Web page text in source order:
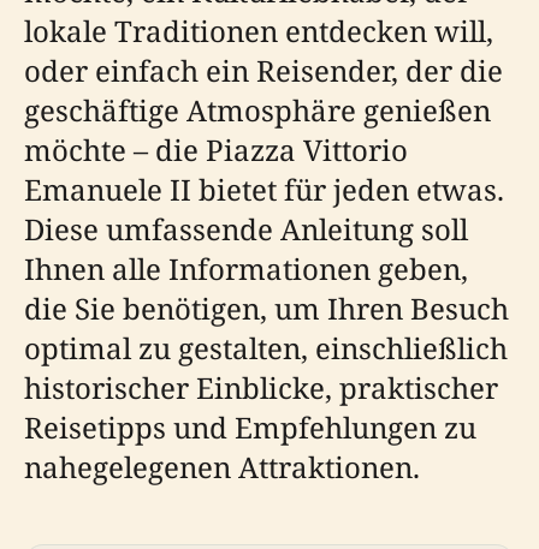
lokale Traditionen entdecken will,
oder einfach ein Reisender, der die
geschäftige Atmosphäre genießen
möchte – die Piazza Vittorio
Emanuele II bietet für jeden etwas.
Diese umfassende Anleitung soll
Ihnen alle Informationen geben,
die Sie benötigen, um Ihren Besuch
optimal zu gestalten, einschließlich
historischer Einblicke, praktischer
Reisetipps und Empfehlungen zu
nahegelegenen Attraktionen.